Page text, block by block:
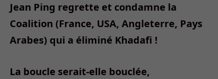
Jean Ping regrette et condamne la
Coalition (France, USA, Angleterre, Pays
Arabes) qui a éliminé Khadafi !
La boucle serait-elle bouclée,